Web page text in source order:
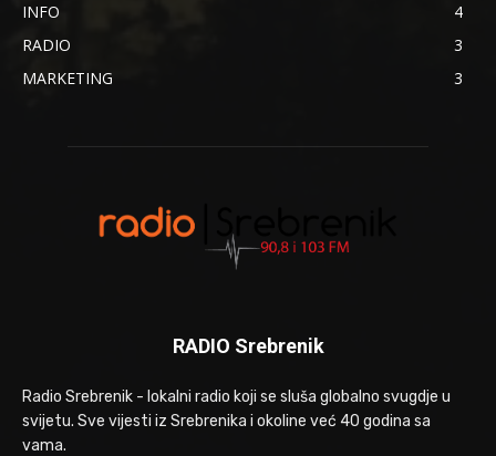
INFO
4
RADIO
3
MARKETING
3
RADIO Srebrenik
Radio Srebrenik - lokalni radio koji se sluša globalno svugdje u
svijetu. Sve vijesti iz Srebrenika i okoline već 40 godina sa
vama.